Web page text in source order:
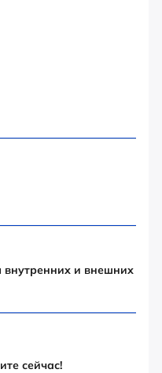
и внешних
сейчас!